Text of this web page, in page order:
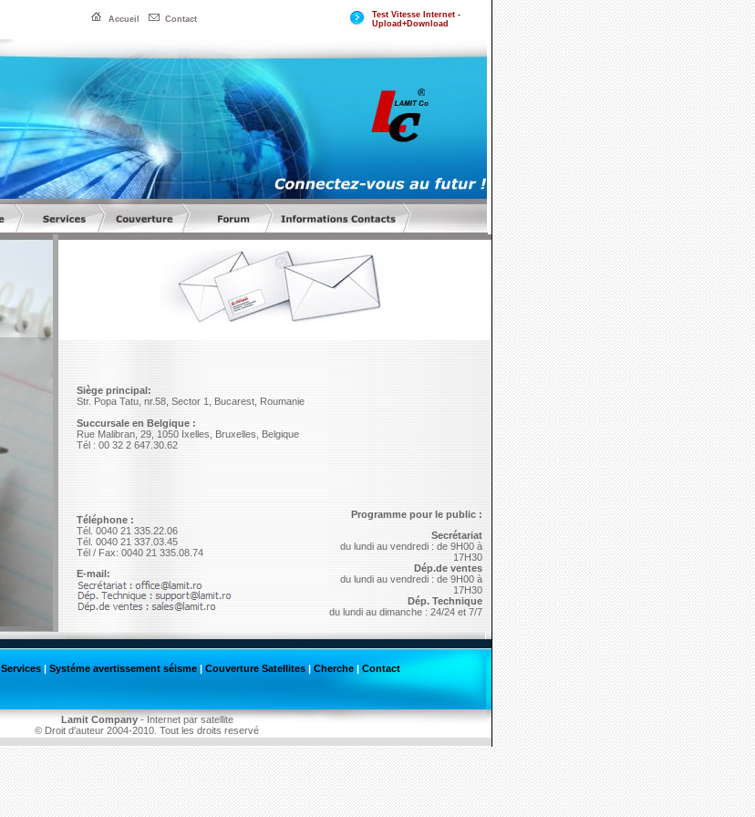
Accueil Contact
Test Vitesse Internet -
Upload+Download
Siège principal:
Str. Popa Tatu, nr.58, Sector 1, Bucarest, Roumanie
Succursale en Belgique :
Rue Malibran, 29, 1050 Ixelles, Bruxelles, Belgique
Tél : 00 32 2 647.30.62
Téléphone :
Tél. 0040 21 335.22.06
Tél. 0040 21 337.03.45
Tél / Fax: 0040 21 335.08.74
E-mail:
Programme pour le public :
Secrétariat
du lundi au vendredi : de 9H00 à
17H30
Dép.de ventes
du lundi au vendredi : de 9H00 à
17H30
Dép. Technique
du lundi au dimanche : 24/24 et 7/7
Services | Systéme avertissement séisme | Couverture Satellites | Cherche | Contact
Lamit Company-Internet par satellite
© Droit d'auteur 2004-2010. Tout les droits reservé